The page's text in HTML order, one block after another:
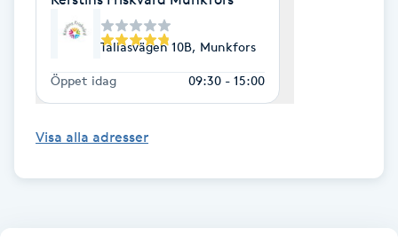
Hollywood Peel
Hot Stone Massage
Hot yoga
Tallåsvägen 10B, Munkfors
Öppet idag 09:30 - 15:00
Visa alla adresser